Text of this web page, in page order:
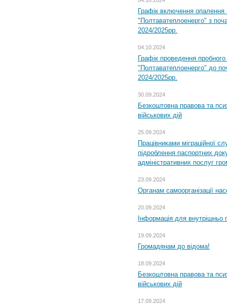
Графік включення
"Полтаватеплоенерго" з
2024/2025рр.
04.10.2024
Графік проведення
"Полтаватеплоенерго" до
2024/2025рр.
30.09.2024
Безкоштовна правова та
військових дій
25.09.2024
Працівниками міграційної
підроблення паспортних
адміністративних послуг
23.09.2024
Органам самоорганізації
20.09.2024
Інформація для внутрішньо
19.09.2024
Громадянам до відома!
18.09.2024
Безкоштовна правова та
військових дій
17.09.2024